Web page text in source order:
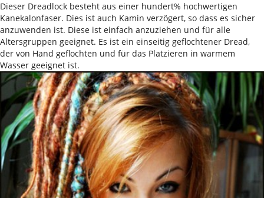
Dieser Dreadlock besteht aus einer hundert% hochwertigen
Kanekalonfaser. Dies ist auch Kamin verzögert, so dass es sicher
anzuwenden ist. Diese ist einfach anzuziehen und für alle
Altersgruppen geeignet. Es ist ein einseitig geflochtener Dread,
der von Hand geflochten und für das Platzieren in warmem
Wasser geeignet ist.